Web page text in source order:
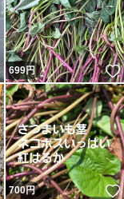
いいね！
699円
いいね！
700円